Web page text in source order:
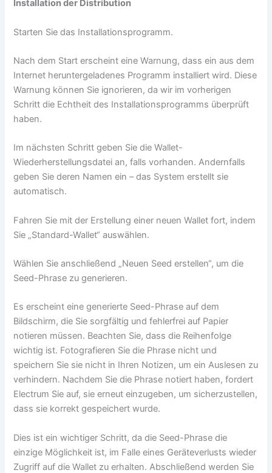
Installation der Distribution
Starten Sie das Installationsprogramm.
Nach dem Start erscheint eine Warnung, dass ein aus dem
Internet heruntergeladenes Programm installiert wird. Diese
Warnung können Sie ignorieren, da wir im vorherigen
Schritt die Echtheit des Installationsprogramms überprüft
haben.
Im nächsten Schritt geben Sie die Wallet-
Wiederherstellungsdatei an, falls vorhanden. Andernfalls
geben Sie deren Namen ein – das System erstellt sie
automatisch.
Fahren Sie mit der Erstellung einer neuen Wallet fort, indem
Sie „Standard-Wallet“ auswählen.
Wählen Sie anschließend „Neuen Seed erstellen“, um die
Seed-Phrase zu generieren.
Es erscheint eine generierte Seed-Phrase auf dem
Bildschirm, die Sie sorgfältig und fehlerfrei auf Papier
notieren müssen. Beachten Sie, dass die Reihenfolge
wichtig ist. Fotografieren Sie die Phrase nicht und
speichern Sie sie nicht in Ihren Notizen, um ein Auslesen zu
verhindern. Nachdem Sie die Phrase notiert haben, fordert
Electrum Sie auf, sie erneut einzugeben, um sicherzustellen,
dass sie korrekt gespeichert wurde.
Dies ist ein wichtiger Schritt, da die Seed-Phrase die
einzige Möglichkeit ist, im Falle eines Geräteverlusts wieder
Zugriff auf die Wallet zu erhalten. Abschließend werden Sie